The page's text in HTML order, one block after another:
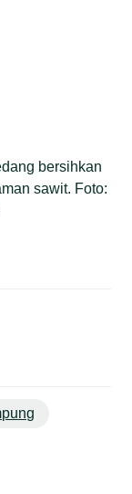
bersihkan
sawit. Foto: